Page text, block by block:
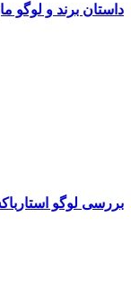
داستان برند و لوگو
بررسی لوگو